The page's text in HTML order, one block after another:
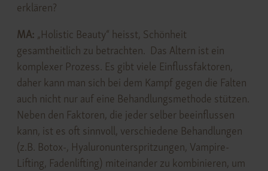
erklären?
MA: „Holistic Beauty“ heisst, Schönheit
gesamtheitlich zu betrachten. Das Altern ist ein
komplexer Prozess. Es gibt viele Einflussfaktoren,
daher kann man sich bei dem Kampf gegen die Falten
auch nicht nur auf eine Behandlungsmethode stützen.
Neben den Faktoren, die jeder selber beeinflussen
kann, ist es oft sinnvoll, verschiedene Behandlungen
(z.B. Botox-, Hyaluronunterspritzungen, Vampire-
Lifting, Fadenlifting) miteinander zu kombinieren, um